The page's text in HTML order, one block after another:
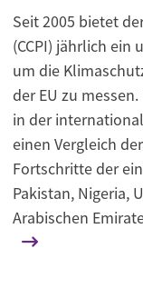
Seit 2005 bietet
(CCPI) jährlich
um die
der EU zu
in der
einen Vergleich
Fortschritte der
Pakistan, Nigeria,
Arabischen